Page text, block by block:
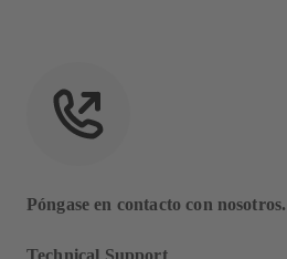
Póngase en contacto con nosotros.
Technical Support